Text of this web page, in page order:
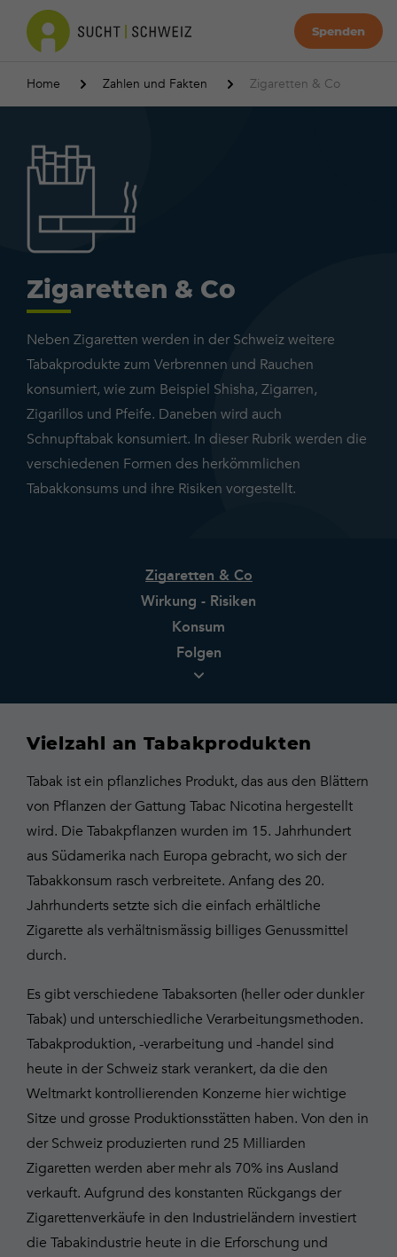
Spenden
Home Zahlen und Fakten Zigaretten & Co
Zigaretten & Co
Neben Zigaretten werden in der Schweiz weitere
Tabakprodukte zum Verbrennen und Rauchen
konsumiert, wie zum Beispiel Shisha, Zigarren,
Zigarillos und Pfeife. Daneben wird auch
Schnupftabak konsumiert. In dieser Rubrik werden die
verschiedenen Formen des herkömmlichen
Tabakkonsums und ihre Risiken vorgestellt.
Zigaretten & Co
Wirkung - Risiken
Konsum
Folgen
Vielzahl an Tabakprodukten
Tabak ist ein pflanzliches Produkt, das aus den Blättern
von Pflanzen der Gattung Tabac Nicotina hergestellt
wird. Die Tabakpflanzen wurden im 15. Jahrhundert
aus Südamerika nach Europa gebracht, wo sich der
Tabakkonsum rasch verbreitete. Anfang des 20.
Jahrhunderts setzte sich die einfach erhältliche
Zigarette als verhältnismässig billiges Genussmittel
durch.
Es gibt verschiedene Tabaksorten (heller oder dunkler
Tabak) und unterschiedliche Verarbeitungsmethoden.
Tabakproduktion, -verarbeitung und -handel sind
heute in der Schweiz stark verankert, da die den
Weltmarkt kontrollierenden Konzerne hier wichtige
Sitze und grosse Produktionsstätten haben. Von den in
der Schweiz produzierten rund 25 Milliarden
Zigaretten werden aber mehr als 70% ins Ausland
verkauft. Aufgrund des konstanten Rückgangs der
Zigarettenverkäufe in den Industrieländern investiert
die Tabakindustrie heute in die Erforschung und